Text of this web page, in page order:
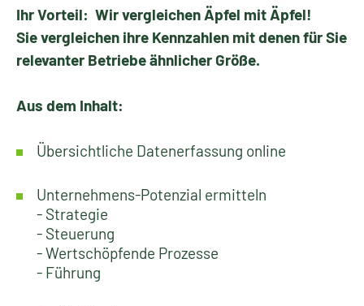
Ihr Vorteil: Wir vergleichen Äpfel mit Äpfel!
Sie vergleichen ihre Kennzahlen mit denen für Sie
relevanter Betriebe ähnlicher Größe.
Aus dem Inhalt:
Übersichtliche Datenerfassung online
Unternehmens-Potenzial ermitteln
- Strategie
- Steuerung
- Wertschöpfende Prozesse
- Führung